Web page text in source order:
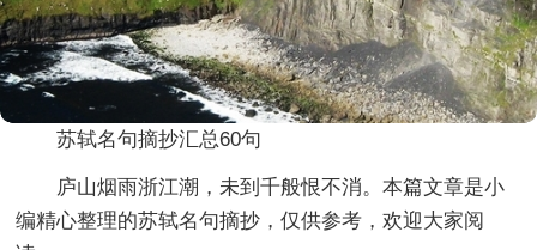
苏轼名句摘抄汇总60句
庐山烟雨浙江潮，未到千般恨不消。本篇文章是小
编精心整理的苏轼名句摘抄，仅供参考，欢迎大家阅